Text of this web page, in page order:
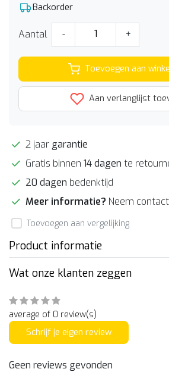
Backorder
Aantal - +
Toevoegen aan
Aan verlanglijst
2 jaar garantie
Gratis binnen 14 dagen te
20 dagen bedenktijd
Meer informatie? Neem
Toevoegen aan vergelijking
Product informatie
Wat onze klanten zeggen
average of 0 review(s)
Schrijf je eigen review
Geen reviews gevonden